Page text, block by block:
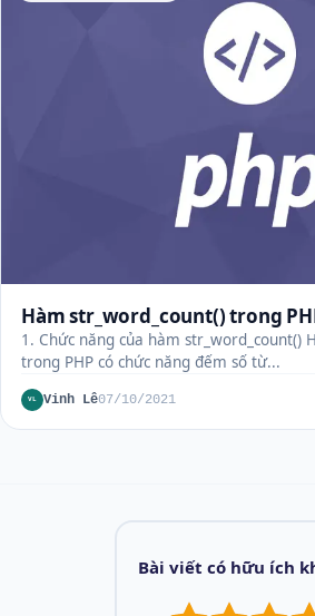
Hàm str_word_count() trong
1. Chức năng của hàm str_word_count()
trong PHP có chức năng đếm số từ...
VL Vinh Lê07/10/2021
Bài viết có hữu ích